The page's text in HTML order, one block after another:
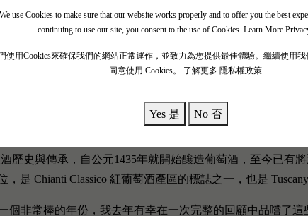
We use Cookies to make sure that our website works properly and to offer you the best
continuing to use our site, you consent to the use of Cookies. Learn More
使用Cookies來確保我們的網站正常運作，並致力為您提供最佳體驗。繼續使用
同意使用 Cookies。 了解更多 隱私權政策
Yes 是 No 否
歷史與傳承，自公元1435年就開始釀造葡萄酒，至今已有
是 Chianti Classico 紅葡萄酒產區的標誌之一，也是
個非常棒的年份，我去年有幸在一次完整的回顧中品嚐了